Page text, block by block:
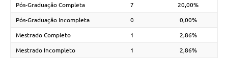
Pós-Graduação Completa 7 20,00%
Pós-Graduação Incompleta 0 0,00%
Mestrado Completo 1 2,86%
Mestrado Incompleto 1 2,86%